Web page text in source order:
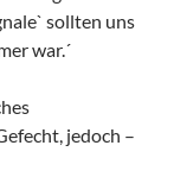
sollten uns
war.´
jedoch –